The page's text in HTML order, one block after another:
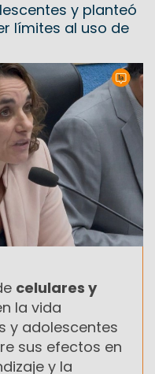
y planteó
límites al uso de
celulares y
la vida
y adolescentes
sus efectos en
y la